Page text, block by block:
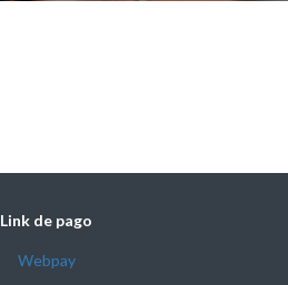
Link de pago
Webpay